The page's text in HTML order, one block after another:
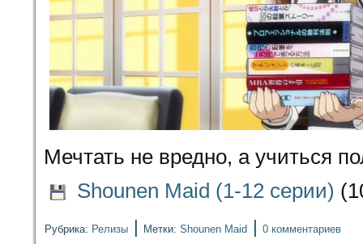
Мечтать не вредно, а учиться
Shounen Maid (1-12 серии)
Рубрика: Релизы | Метки: Shounen Maid | 0 комментариев